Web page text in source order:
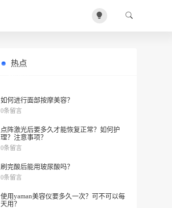
热点
如何进行面部按摩美容？
0条留言
点阵激光后要多久才能恢复正常？如何护
理？注意事项？
0条留言
刷完酸后能用玻尿酸吗？
0条留言
使用yaman美容仪要多久一次？可不可以每
天用？